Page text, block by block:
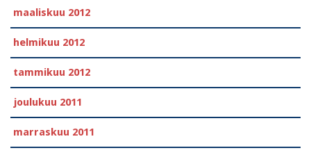
maaliskuu 2012
helmikuu 2012
tammikuu 2012
joulukuu 2011
marraskuu 2011